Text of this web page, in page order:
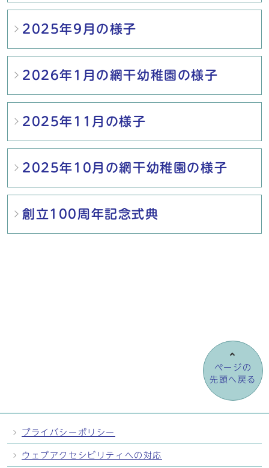
2025年9月の様子
2026年1月の網干幼稚園の様子
2025年11月の様子
2025年10月の網干幼稚園の様子
創立100周年記念式典
ページの
先頭へ戻る
プライバシーポリシー
ウェブアクセシビリティへの対応